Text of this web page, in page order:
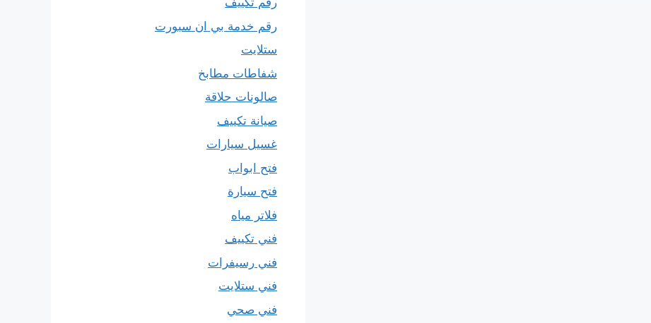
رقم خدمة بي ان سبورت
ستلايت
شفاطات مطابخ
صالونات حلاقة
صيانة تكييف
غسيل سيارات
فتح ابواب
فتح سيارة
فلاتر مياه
فني تكييف
فني رسيفرات
فني ستلايت
فني صحي